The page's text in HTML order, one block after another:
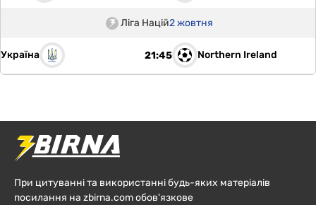
Ліга Націй2 жовтня
Україна 21:45 Northern Ireland
При цитуванні та використанні будь-яких матеріалів
посилання на zbirna.com обов'язкове